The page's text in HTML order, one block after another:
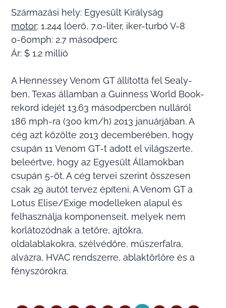
Származási hely: Egyesült Királyság
motor: 1,244 lóerő, 7.0-liter, iker-turbó V-8
0-60mph: 2.7 másodperc
Ár: $ 1.2 millió
A Hennessey Venom GT állította fel Sealy-
ben, Texas államban a Guinness World Book-
rekord idejét 13.63 másodpercben nulláról
186 mph-ra (300 km/h) 2013 januárjában. A
cég azt közölte 2013 decemberében, hogy
csupán 11 Venom GT-t adott el világszerte,
beleértve, hogy az Egyesült Államokban
csupán 5-öt. A cég tervei szerint összesen
csak 29 autót tervez építeni. A Venom GT a
Lotus Elise/Exige modelleken alapul és
felhasználja komponenseit, melyek nem
korlátozódnak a tetőre, ajtókra,
oldalablakokra, szélvédőre, műszerfalra,
alvázra, HVAC rendszerre, ablaktörlőre és a
fényszórókra.